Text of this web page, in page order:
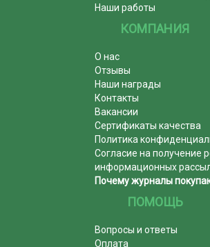
Наши работы
КОМПАНИЯ
О нас
Отзывы
Наши награды
Контакты
Вакансии
Сертификаты качества
Политика
Согласие на получение
информационных
Почему журналы
ПОМОЩЬ
Вопросы и ответы
Оплата